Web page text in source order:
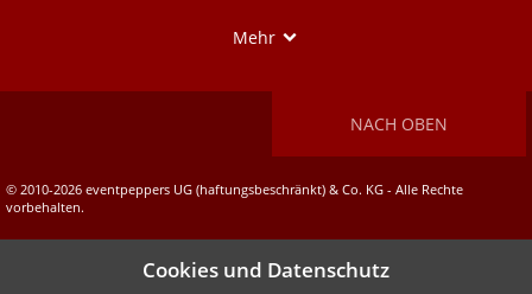
Mehr
NACH OBEN
© 2010-2026 eventpeppers UG (haftungsbeschränkt) & Co. KG - Alle Rechte
vorbehalten.
Cookies und Datenschutz